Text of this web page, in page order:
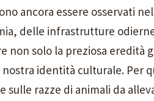
ancora essere osservati
delle infrastrutture
non solo la preziosa
identità culturale. Per
sulle razze di animali da